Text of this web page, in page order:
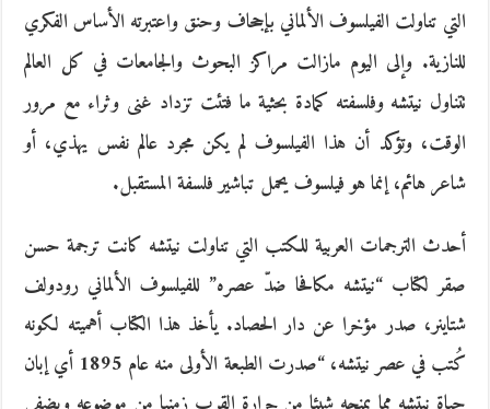
التي تناولت الفيلسوف الألماني بإجحاف وحنق واعتبرته الأساس الفكري
للنازية. وإلى اليوم مازالت مراكز البحوث والجامعات في كل العالم
تتناول نيتشه وفلسفته كمادة بحثية ما فتئت تزداد غنى وثراء مع مرور
الوقت، وتؤكد أن هذا الفيلسوف لم يكن مجرد عالم نفس يهذي، أو
شاعر هائم، إنما هو فيلسوف يحمل تباشير فلسفة المستقبل.
أحدث الترجمات العربية للكتب التي تناولت نيتشه كانت ترجمة حسن
صقر لكتاب “نيتشه مكافحا ضدّ عصره” للفيلسوف الألماني رودولف
شتاينر، صدر مؤخرا عن دار الحصاد. يأخذ هذا الكتاب أهميته لكونه
كُتب في عصر نيتشه، “صدرت الطبعة الأولى منه عام 1895 أي إبان